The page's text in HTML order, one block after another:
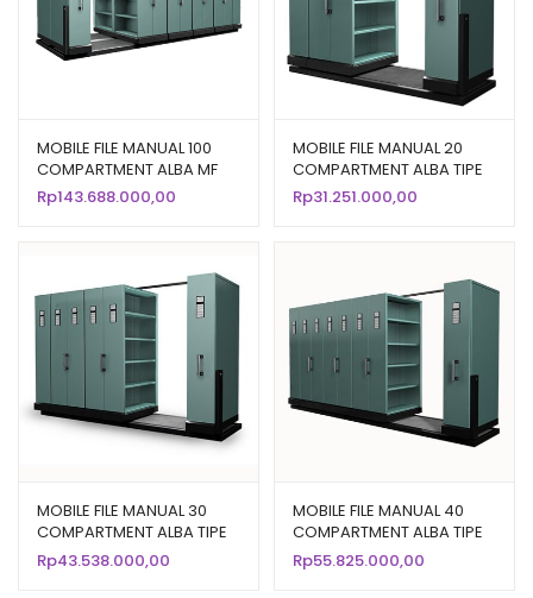
MOBILE FILE MANUAL 100
COMPARTMENT ALBA MF
10-22 W2000
Rp143.688.000,00
MOBILE FILE MANUAL 20
COMPARTMENT ALBA TIPE
MF 4-22
Rp31.251.000,00
MOBILE FILE MANUAL 30
COMPARTMENT ALBA TIPE
MF 6-22
Rp43.538.000,00
MOBILE FILE MANUAL 40
COMPARTMENT ALBA TIPE
MF 8-22
Rp55.825.000,00